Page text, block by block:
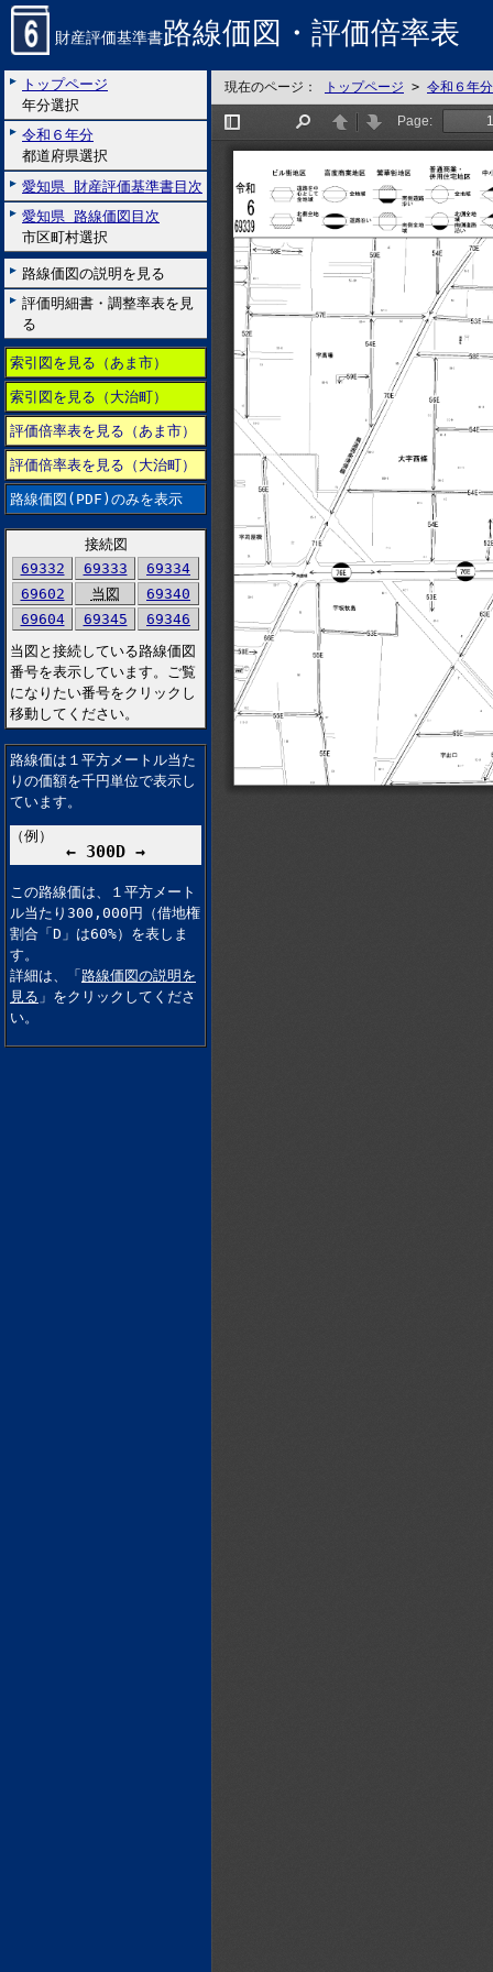
財産評価基準書路線価図・評価倍率表
トップページ
年分選択
令和６年分
都道府県選択
愛知県 財産評価基準書目次
愛知県 路線価図目次
市区町村選択
路線価図の説明を見る
評価明細書・調整率表を見
る
索引図を見る（あま市）
索引図を見る（大治町）
評価倍率表を見る（あま市）
評価倍率表を見る（大治町）
路線価図(PDF)のみを表示
接続図
69332
69333
69334
69602
当図
69340
69604
69345
69346
当図と接続している路線価図
番号を表示しています。ご覧
になりたい番号をクリックし
移動してください。
路線価は１平方メートル当た
りの価額を千円単位で表示し
ています。
（例）
← 300D →
この路線価は、１平方メート
ル当たり300,000円（借地権
割合「D」は60%）を表しま
す。
詳細は、「 路線価図の説明を
見る 」をクリックしてくださ
い。
現在のページ： トップページ > 令和６年分